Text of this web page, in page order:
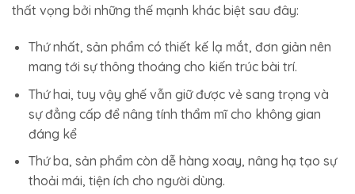
thất vọng bởi những thế mạnh khác biệt sau đây:
Thứ nhất, sản phẩm có thiết kế lạ mắt, đơn giản nên
mang tới sự thông thoáng cho kiến trúc bài trí.
Thứ hai, tuy vậy ghế vẫn giữ được vẻ sang trọng và
sự đẳng cấp để nâng tính thẩm mĩ cho không gian
đáng kể
Thứ ba, sản phẩm còn dễ hàng xoay, nâng hạ tạo sự
thoải mái, tiện ích cho người dùng.